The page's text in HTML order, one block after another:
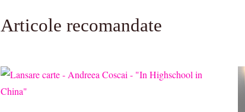
Articole recomandate